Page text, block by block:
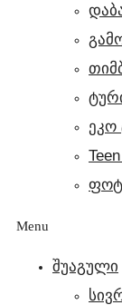
ეკო
Menu
ᲨᲣᲐᲒᲣᲚᲘ